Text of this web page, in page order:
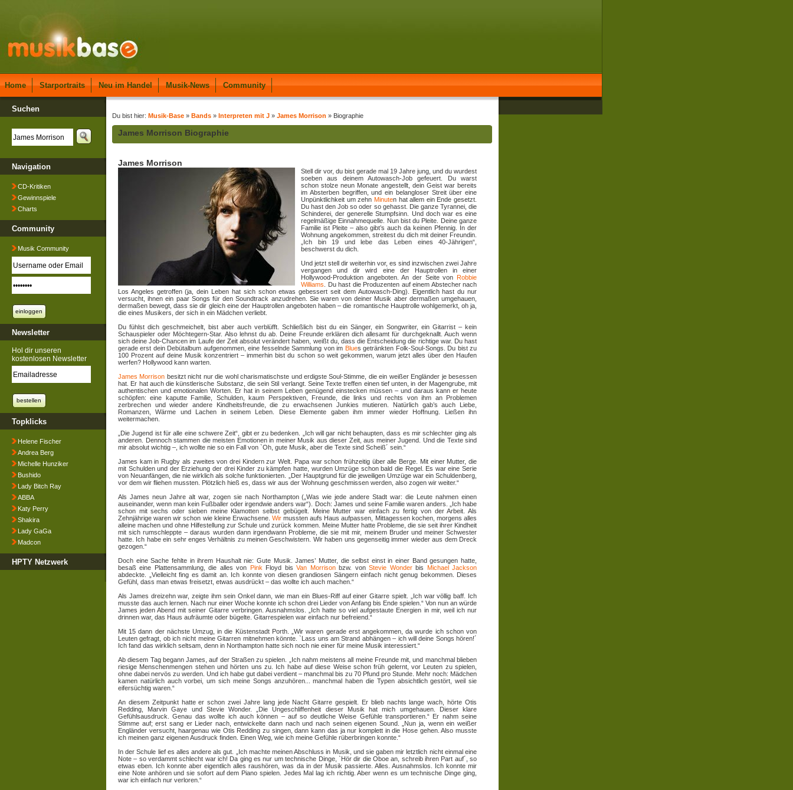
Home Starportraits Neu im Handel Musik-News Community
Suchen
Navigation
CD-Kritiken
Gewinnspiele
Charts
Community
Musik Community
Newsletter
Hol dir unseren
kostenlosen Newsletter
Topklicks
Helene Fischer
Andrea Berg
Michelle Hunziker
Bushido
Lady Bitch Ray
ABBA
Katy Perry
Shakira
Lady GaGa
Madcon
HPTY Netzwerk
Du bist hier: Musik-Base » Bands » Interpreten mit J » James Morrison » Biographie
James Morrison Biographie
James Morrison
Stell dir vor, du bist gerade mal 19 Jahre jung, und du wurdest
soeben aus deinem Autowasch-Job gefeuert. Du warst
schon stolze neun Monate angestellt, dein Geist war bereits
im Absterben begriffen, und ein belangloser Streit über eine
Unpünktlichkeit um zehn Minuten hat allem ein Ende gesetzt.
Du hast den Job so oder so gehasst. Die ganze Tyrannei, die
Schinderei, der generelle Stumpfsinn. Und doch war es eine
regelmäßige Einnahmequelle. Nun bist du Pleite. Deine ganze
Familie ist Pleite – also gibt’s auch da keinen Pfennig. In der
Wohnung angekommen, streitest du dich mit deiner Freundin.
„Ich bin 19 und lebe das Leben eines 40-Jährigen“,
beschwerst du dich.
Und jetzt stell dir weiterhin vor, es sind inzwischen zwei Jahre
vergangen und dir wird eine der Hauptrollen in einer
Hollywood-Produktion angeboten. An der Seite von Robbie
Williams . Du hast die Produzenten auf einem Abstecher nach
Los Angeles getroffen (ja, dein Leben hat sich schon etwas gebessert seit dem Autowasch-Ding). Eigentlich hast du nur
versucht, ihnen ein paar Songs für den Soundtrack anzudrehen. Sie waren von deiner Musik aber dermaßen umgehauen,
dermaßen bewegt, dass sie dir gleich eine der Hauptrollen angeboten haben – die romantische Hauptrolle wohlgemerkt, oh ja,
die eines Musikers, der sich in ein Mädchen verliebt.
Du fühlst dich geschmeichelt, bist aber auch verblüfft. Schließlich bist du ein Sänger, ein Songwriter, ein Gitarrist – kein
Schauspieler oder Möchtegern-Star. Also lehnst du ab. Deine Freunde erklären dich allesamt für durchgeknallt. Auch wenn
sich deine Job-Chancen im Laufe der Zeit absolut verändert haben, weißt du, dass die Entscheidung die richtige war. Du hast
gerade erst dein Debütalbum aufgenommen, eine fesselnde Sammlung von im Blues getränkten Folk-Soul-Songs. Du bist zu
100 Prozent auf deine Musik konzentriert – immerhin bist du schon so weit gekommen, warum jetzt alles über den Haufen
werfen? Hollywood kann warten.
James Morrison besitzt nicht nur die wohl charismatischste und erdigste Soul-Stimme, die ein weißer Engländer je besessen
hat. Er hat auch die künstlerische Substanz, die sein Stil verlangt. Seine Texte treffen einen tief unten, in der Magengrube, mit
authentischen und emotionalen Worten. Er hat in seinem Leben genügend einstecken müssen – und daraus kann er heute
schöpfen: eine kaputte Familie, Schulden, kaum Perspektiven, Freunde, die links und rechts von ihm an Problemen
zerbrechen und wieder andere Kindheitsfreunde, die zu erwachsenen Junkies mutieren. Natürlich gab’s auch Liebe,
Romanzen, Wärme und Lachen in seinem Leben. Diese Elemente gaben ihm immer wieder Hoffnung. Ließen ihn
weitermachen.
„Die Jugend ist für alle eine schwere Zeit“, gibt er zu bedenken. „Ich will gar nicht behaupten, dass es mir schlechter ging als
anderen. Dennoch stammen die meisten Emotionen in meiner Musik aus dieser Zeit, aus meiner Jugend. Und die Texte sind
mir absolut wichtig –, ich wollte nie so ein Fall von `Oh, gute Musik, aber die Texte sind Scheiß´ sein.“
James kam in Rugby als zweites von drei Kindern zur Welt. Papa war schon frühzeitig über alle Berge. Mit einer Mutter, die
mit Schulden und der Erziehung der drei Kinder zu kämpfen hatte, wurden Umzüge schon bald die Regel. Es war eine Serie
von Neuanfängen, die nie wirklich als solche funktionierten. „Der Hauptgrund für die jeweiligen Umzüge war ein Schuldenberg,
vor dem wir fliehen mussten. Plötzlich hieß es, dass wir aus der Wohnung geschmissen werden, also zogen wir weiter.“
Als James neun Jahre alt war, zogen sie nach Northampton („Was wie jede andere Stadt war: die Leute nahmen einen
auseinander, wenn man kein Fußballer oder irgendwie anders war“). Doch: James und seine Familie waren anders. „Ich habe
schon mit sechs oder sieben meine Klamotten selbst gebügelt. Meine Mutter war einfach zu fertig von der Arbeit. Als
Zehnjährige waren wir schon wie kleine Erwachsene. Wirmussten aufs Haus aufpassen, Mittagessen kochen, morgens alles
alleine machen und ohne Hilfestellung zur Schule und zurück kommen. Meine Mutter hatte Probleme, die sie seit ihrer Kindheit
mit sich rumschleppte – daraus wurden dann irgendwann Probleme, die sie mit mir, meinem Bruder und meiner Schwester
hatte. Ich habe ein sehr enges Verhältnis zu meinen Geschwistern. Wir haben uns gegenseitig immer wieder aus dem Dreck
gezogen.“
Doch eine Sache fehlte in ihrem Haushalt nie: Gute Musik. James’ Mutter, die selbst einst in einer Band gesungen hatte,
besaß eine Plattensammlung, die alles von Pink Floyd bisVan Morrisonbzw. vonStevie Wonderbis Michael Jackson
abdeckte. „Vielleicht fing es damit an. Ich konnte von diesen grandiosen Sängern einfach nicht genug bekommen. Dieses
Gefühl, dass man etwas freisetzt, etwas ausdrückt – das wollte ich auch machen.“
Als James dreizehn war, zeigte ihm sein Onkel dann, wie man ein Blues-Riff auf einer Gitarre spielt. „Ich war völlig baff. Ich
musste das auch lernen. Nach nur einer Woche konnte ich schon drei Lieder von Anfang bis Ende spielen.“ Von nun an würde
James jeden Abend mit seiner Gitarre verbringen. Ausnahmslos. „Ich hatte so viel aufgestaute Energien in mir, weil ich nur
drinnen war, das Haus aufräumte oder bügelte. Gitarrespielen war einfach nur befreiend.“
Mit 15 dann der nächste Umzug, in die Küstenstadt Porth. „Wir waren gerade erst angekommen, da wurde ich schon von
Leuten gefragt, ob ich nicht meine Gitarren mitnehmen könnte. `Lass uns am Strand abhängen – ich will deine Songs hören!´
Ich fand das wirklich seltsam, denn in Northampton hatte sich noch nie einer für meine Musik interessiert.“
Ab diesem Tag begann James, auf der Straßen zu spielen. „Ich nahm meistens all meine Freunde mit, und manchmal blieben
riesige Menschenmengen stehen und hörten uns zu. Ich habe auf diese Weise schon früh gelernt, vor Leuten zu spielen,
ohne dabei nervös zu werden. Und ich habe gut dabei verdient – manchmal bis zu 70 Pfund pro Stunde. Mehr noch: Mädchen
kamen natürlich auch vorbei, um sich meine Songs anzuhören... manchmal haben die Typen absichtlich gestört, weil sie
eifersüchtig waren.“
An diesem Zeitpunkt hatte er schon zwei Jahre lang jede Nacht Gitarre gespielt. Er blieb nachts lange wach, hörte Otis
Redding, Marvin Gaye und Stevie Wonder. „Die Ungeschliffenheit dieser Musik hat mich umgehauen. Dieser klare
Gefühlsausdruck. Genau das wollte ich auch können – auf so deutliche Weise Gefühle transportieren.“ Er nahm seine
Stimme auf; erst sang er Lieder nach, entwickelte dann nach und nach seinen eigenen Sound. „Nun ja, wenn ein weißer
Engländer versucht, haargenau wie Otis Redding zu singen, dann kann das ja nur komplett in die Hose gehen. Also musste
ich meinen ganz eigenen Ausdruck finden. Einen Weg, wie ich meine Gefühle rüberbringen konnte.“
In der Schule lief es alles andere als gut. „Ich machte meinen Abschluss in Musik, und sie gaben mir letztlich nicht einmal eine
Note – so verdammt schlecht war ich! Da ging es nur um technische Dinge, `Hör dir die Oboe an, schreib ihren Part auf´, so
etwas eben. Ich konnte aber eigentlich alles raushören, was da in der Musik passierte. Alles. Ausnahmslos. Ich konnte mir
eine Note anhören und sie sofort auf dem Piano spielen. Jedes Mal lag ich richtig. Aber wenn es um technische Dinge ging,
war ich einfach nur verloren.“